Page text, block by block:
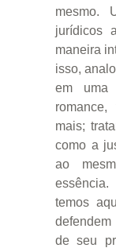
mesmo.
jurídicos
maneira
isso,
em uma
mais;
como a
ao
temos
de seu